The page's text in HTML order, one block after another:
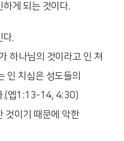
게 되는 것이다.
다.
하나님의 것이라고 인 쳐
인 치심은 성도들의
.(엡1:13-14, 4:30)
것이기 때문에 악한